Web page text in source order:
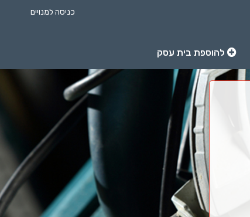
כניסה למנויים
להוספת בית עסק